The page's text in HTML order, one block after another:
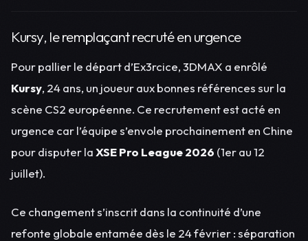
Kursy, le remplaçant recruté en urgence
Pour pallier le départ d’Ex3rcice, 3DMAX a enrôlé
Kursy, 24 ans, un joueur aux bonnes références sur la
scène CS2 européenne. Ce recrutement est acté en
urgence car l’équipe s’envole prochainement en Chine
pour disputer laXSE Pro League 2026 (1er au 12
juillet).
Ce changement s’inscrit dans la continuité d’une
refonte globale entamée dès le 24 février : séparation